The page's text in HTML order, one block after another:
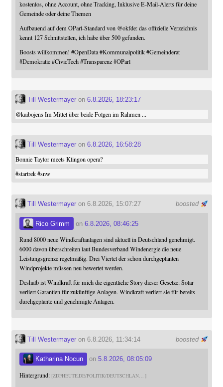
kostenlos, ohne Account, ohne Tracking, Inklusive E-Mail-Alerts für deine
Gemeinde oder deine Themen
Aufbauend auf dem OParl-Standard von @okfde: das offizielle Verzeichnis
kennt 127 Schnittstellen, ich habe über 500 gefunden.
Boosts willkommen! #OpenData #Kommunalpolitik #Gemeinderat
#Demokratie #CivicTech #Transparenz #OParl
Till Westermayeron 6.8.2026, 18:23:17
@kaibojensIm Mittel über beide Folgen im Rahmen ...
Till Westermayeron 6.8.2026, 16:58:28
Bonnie Taylor meets Klingon opera?
#startrek #snw
boosted
Till Westermayeron 6.8.2026, 15:07:27
Rico Grimm on 6.8.2026, 08:46:25
Rund 8000 neue Windkraftanlagen sind aktuell in Deutschland genehmigt.
6000 davon überschreiten laut Bundesverband Windenergie die neue
Leistungsgrenze regelmäßig. Drei Viertel der schon durchgeplanten
Windprojekte müssen neu bewertet werden.
Deshalb ist Windkraft für mich die eigentliche Story dieser Gesetze: Solar
verliert Garantien für zukünftige Anlagen. Windkraft verliert sie für bereits
durchgeplante und genehmigte Anlagen.
boosted
Till Westermayeron 6.8.2026, 11:34:14
Katharina Nocun on 5.8.2026, 08:05:09
Hintergrund: ZDFHEUTE.DE/POLITIK/DEUTSCHLAN